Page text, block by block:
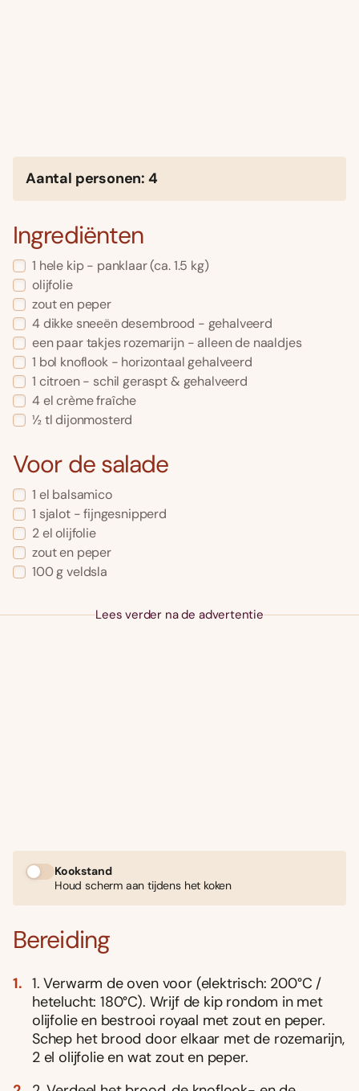
Aantal personen: 4
Ingrediënten
1 hele kip - panklaar (ca. 1.5 kg)
olijfolie
zout en peper
4 dikke sneeën desembrood - gehalveerd
een paar takjes rozemarijn - alleen de naaldjes
1 bol knoflook - horizontaal gehalveerd
1 citroen - schil geraspt & gehalveerd
4 el crème fraîche
½ tl dijonmosterd
Voor de salade
1 el balsamico
1 sjalot - fijngesnipperd
2 el olijfolie
zout en peper
100 g veldsla
Lees verder na de advertentie
Kookstand
Houd scherm aan tijdens het koken
Bereiding
1. Verwarm de oven voor (elektrisch: 200°C /
hetelucht: 180°C). Wrijf de kip rondom in met
olijfolie en bestrooi royaal met zout en peper.
Schep het brood door elkaar met de rozemarijn,
2 el olijfolie en wat zout en peper.